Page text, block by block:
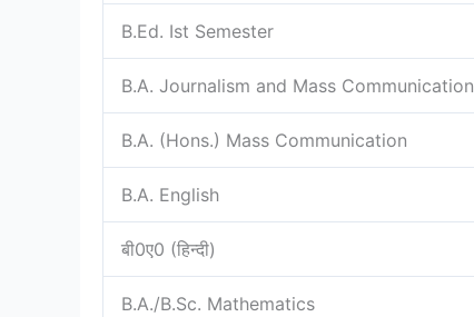
B.Ed. Ist Semester
B.A. Journalism and Mass Communication
B.A. (Hons.) Mass Communication
B.A. English
बी0ए0 (हिन्दी)
B.A./B.Sc. Mathematics